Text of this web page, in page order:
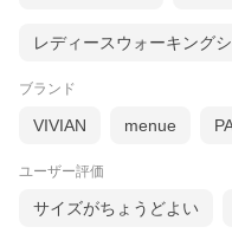
レディースウォーキング
ブランド
VIVIAN menue
ユーザー評価
サイズがちょうどよい